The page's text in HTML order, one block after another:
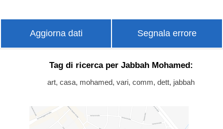
Aggiorna dati Segnala errore
Tag di ricerca per Jabbah Mohamed:
art, casa, mohamed, vari, comm, dett, jabbah